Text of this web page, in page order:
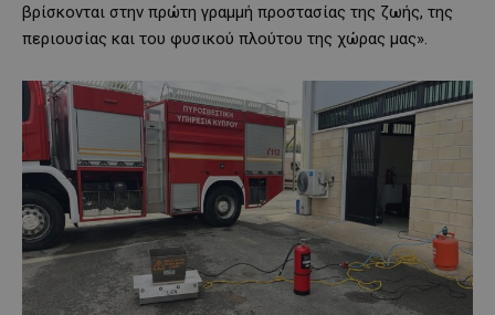
βρίσκονται στην πρώτη γραμμή προστασίας της ζωής, της
περιουσίας και του φυσικού πλούτου της χώρας μας».